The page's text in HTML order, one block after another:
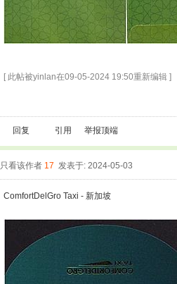
[ 此帖被yinlan在09-05-2024 19:50重新编辑 ]
回复 引用 举报顶端
只看该作者 17 发表于: 2024-05-03
ComfortDelGro Taxi - 新加坡